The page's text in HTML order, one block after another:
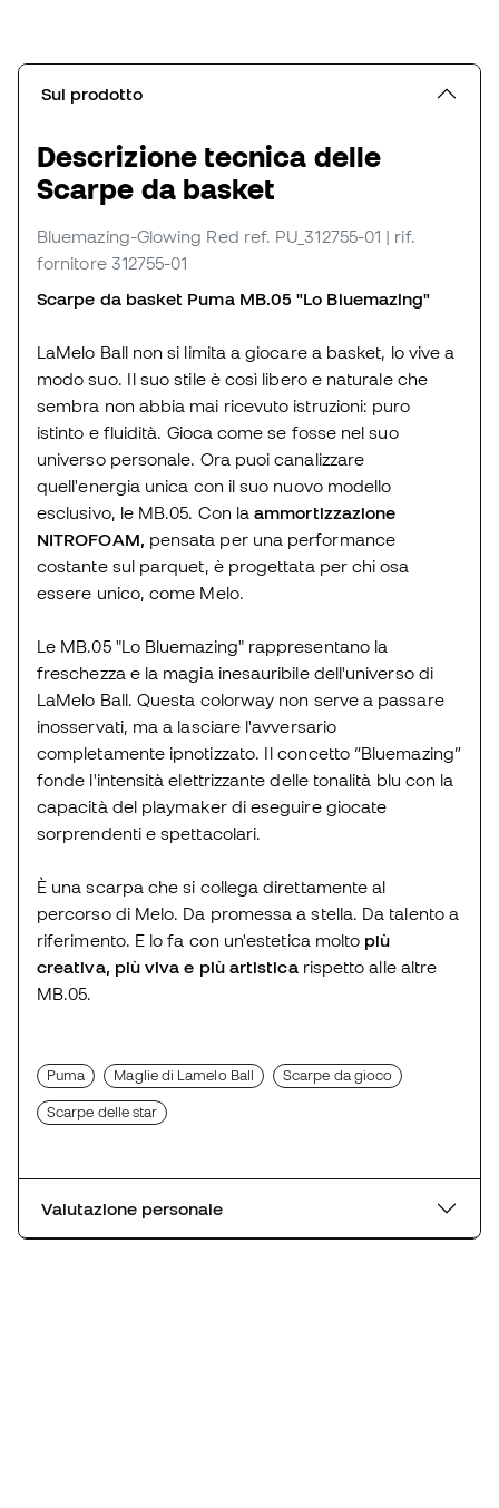
Sul prodotto
Descrizione tecnica delle
Scarpe da basket
Bluemazing-Glowing Red ref. PU_312755-01 | rif.
fornitore 312755-01
Scarpe da basket Puma MB.05 "Lo Bluemazing"
LaMelo Ball non si limita a giocare a basket, lo vive a
modo suo. Il suo stile è così libero e naturale che
sembra non abbia mai ricevuto istruzioni: puro
istinto e fluidità. Gioca come se fosse nel suo
universo personale. Ora puoi canalizzare
quell'energia unica con il suo nuovo modello
esclusivo, le MB.05. Con laammortizzazione
NITROFOAM, pensata per una performance
costante sul parquet, è progettata per chi osa
essere unico, come Melo.
Le MB.05 "Lo Bluemazing" rappresentano la
freschezza e la magia inesauribile dell'universo di
LaMelo Ball. Questa colorway non serve a passare
inosservati, ma a lasciare l'avversario
completamente ipnotizzato. Il concetto “Bluemazing”
fonde l'intensità elettrizzante delle tonalità blu con la
capacità del playmaker di eseguire giocate
sorprendenti e spettacolari.
È una scarpa che si collega direttamente al
percorso di Melo. Da promessa a stella. Da talento a
riferimento. E lo fa con un'estetica molto più
creativa, più viva e più artisticarispetto alle altre
MB.05.
Puma Maglie di Lamelo Ball Scarpe da gioco
Scarpe delle star
Valutazione personale